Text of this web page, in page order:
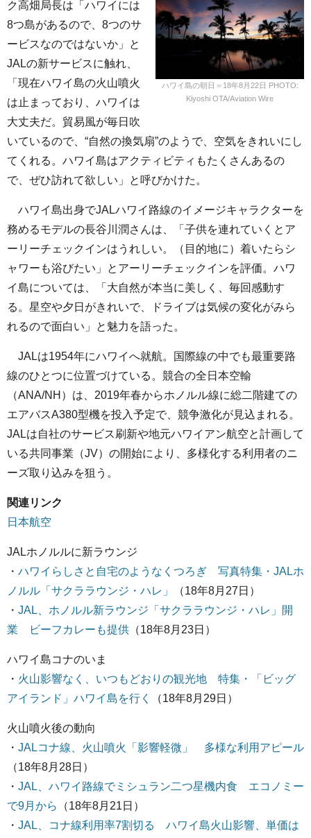
ハワイ島の朝日＝18年8月22日 PHOTO:
Kiyoshi OTA/Aviation Wire
ク高畑局長は「ハワイには
8つ島があるので、8つのサ
ービスなのではないか」と
JALの新サービスに触れ、
「現在ハワイ島の火山噴火
は止まっており、ハワイは
大丈夫だ。貿易風が毎日吹
いているので、“自然の換気扇”のようで、空気をきれいにし
てくれる。ハワイ島はアクティビティもたくさんあるの
で、ぜひ訪れて欲しい」と呼びかけた。
ハワイ島出身でJALハワイ路線のイメージキャラクターを
務めるモデルの長谷川潤さんは、「子供を連れていくとア
ーリーチェックインはうれしい。（目的地に）着いたらシ
ャワーも浴びたい」とアーリーチェックインを評価。ハワ
イ島については、「大自然が本当に美しく、毎回感動す
る。星空や夕日がきれいで、ドライブは気候の変化がみら
れるので面白い」と魅力を語った。
JALは1954年にハワイへ就航。国際線の中でも最重要路
線のひとつに位置づけている。競合の全日本空輸
（ANA/NH）は、2019年春からホノルル線に総二階建ての
エアバスA380型機を投入予定で、競争激化が見込まれる。
JALは自社のサービス刷新や地元ハワイアン航空と計画して
いる共同事業（JV）の開始により、多様化する利用者のニ
ーズ取り込みを狙う。
関連リンク
日本航空
JALホノルルに新ラウンジ
・ ハワイらしさと自宅のようなくつろぎ 写真特集・JALホ
ノルル「サクララウンジ・ハレ」
（18年8月27日）
・ JAL、ホノルル新ラウンジ「サクララウンジ・ハレ」開
業 ビーフカレーも提供 （18年8月23日）
ハワイ島コナのいま
・ 火山影響なく、いつもどおりの観光地 特集・「ビッグ
アイランド」ハワイ島を行く
（18年8月29日）
火山噴火後の動向
・ JALコナ線、火山噴火「影響軽微」 多様な利用アピール
（18年8月28日）
・ JAL、ハワイ路線でミシュラン二つ星機内食 エコノミー
で9月から
（18年8月21日）
・ JAL、コナ線利用率7割切る ハワイ島火山影響、単価は